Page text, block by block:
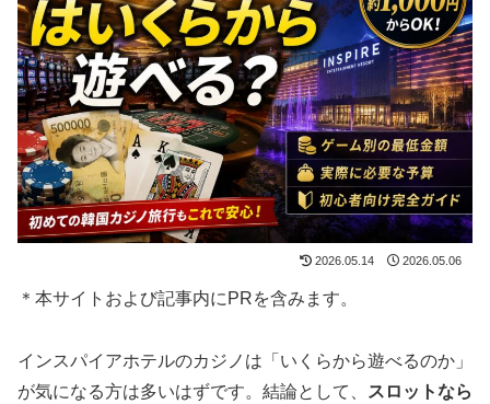
2026.05.14 2026.05.06
＊本サイトおよび記事内にPRを含みます。
インスパイアホテルのカジノは「いくらから遊べるのか」
が気になる方は多いはずです。結論として、
スロットなら